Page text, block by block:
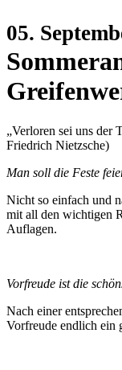
05.
„Verloren sei uns der
Friedrich Nietzsche)
Man soll die Feste
Nicht so einfach und
mit all den wichtigen
Auflagen.
Vorfreude ist die
Nach einer
Vorfreude endlich ein